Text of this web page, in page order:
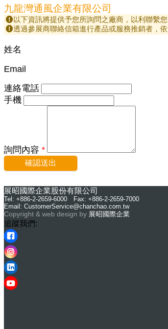
九龍灣通風企業有限公司
以下資訊將提供予您所詢問之廠商，以利聯繫您
透過參展商聯絡信箱進行產品或服務推銷者，
姓名
Email
連絡電話
手機
詢問內容 *
確認送出
展昭國際企業股份有限公司
Tel: +886-2-2659-6000 Fax: +886-2-2659-7000
Email: CustomerService@chanchao.com.tw
Copyright & web design by 展昭國際企業
追蹤我們: